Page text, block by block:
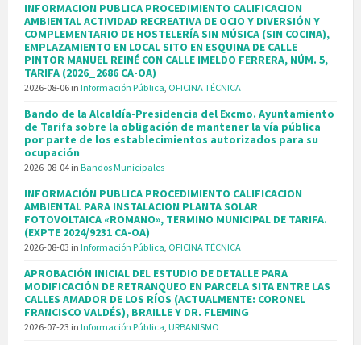
INFORMACION PUBLICA PROCEDIMIENTO CALIFICACION
AMBIENTAL ACTIVIDAD RECREATIVA DE OCIO Y DIVERSIÓN Y
COMPLEMENTARIO DE HOSTELERÍA SIN MÚSICA (SIN COCINA),
EMPLAZAMIENTO EN LOCAL SITO EN ESQUINA DE CALLE
PINTOR MANUEL REINÉ CON CALLE IMELDO FERRERA, NÚM. 5,
TARIFA (2026_2686 CA-OA)
2026-08-06 in Información Pública, OFICINA TÉCNICA
Bando de la Alcaldía-Presidencia del Excmo. Ayuntamiento
de Tarifa sobre la obligación de mantener la vía pública
por parte de los establecimientos autorizados para su
ocupación
2026-08-04 in Bandos Municipales
INFORMACIÓN PUBLICA PROCEDIMIENTO CALIFICACION
AMBIENTAL PARA INSTALACION PLANTA SOLAR
FOTOVOLTAICA «ROMANO», TERMINO MUNICIPAL DE TARIFA.
(EXPTE 2024/9231 CA-OA)
2026-08-03 in Información Pública, OFICINA TÉCNICA
APROBACIÓN INICIAL DEL ESTUDIO DE DETALLE PARA
MODIFICACIÓN DE RETRANQUEO EN PARCELA SITA ENTRE LAS
CALLES AMADOR DE LOS RÍOS (ACTUALMENTE: CORONEL
FRANCISCO VALDÉS), BRAILLE Y DR. FLEMING
2026-07-23 in Información Pública, URBANISMO